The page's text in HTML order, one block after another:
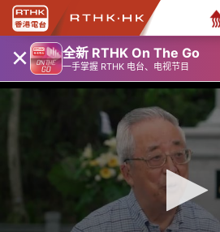
× 全新 RTHK On The Go
一手掌握 RTHK 电台、电视节目